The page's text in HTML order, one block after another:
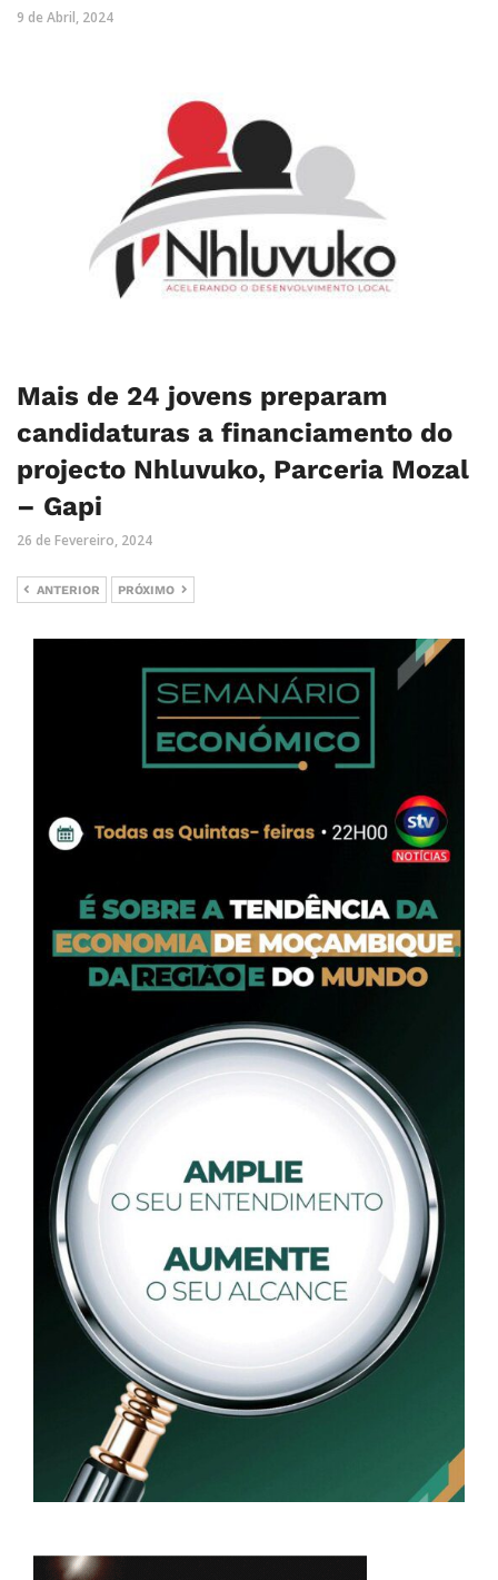
9 de Abril, 2024
Mais de 24 jovens preparam
candidaturas a financiamento do
projecto Nhluvuko, Parceria Mozal
– Gapi
26 de Fevereiro, 2024
ANTERIOR PRÓXIMO